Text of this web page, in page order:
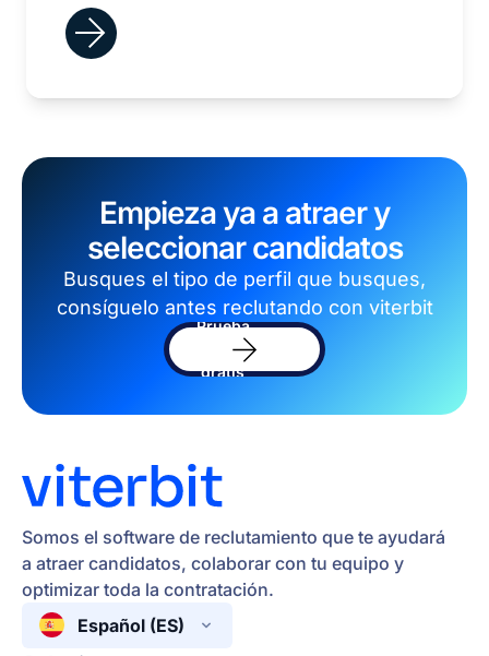
Empieza ya a atraer y
seleccionar candidatos
Busques el tipo de perfil que busques,
consíguelo antes reclutando con viterbit
Prueba
software
gratis
Somos el software de reclutamiento que te ayudará
a atraer candidatos, colaborar con tu equipo y
optimizar toda la contratación.
Español (ES)